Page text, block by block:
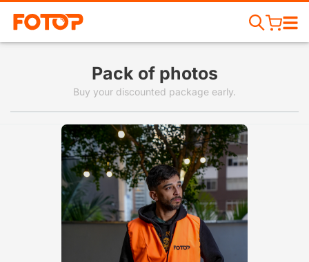
Pack of photos
Buy your discounted package early.